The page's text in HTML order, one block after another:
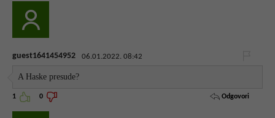
guest1641454952 06.01.2022. 08:42
A Haske presude?
1 0 Odgovori